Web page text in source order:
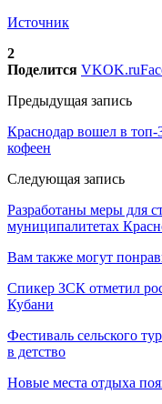
Источник
2
Поделится VKOK.ru
Предыдущая запись
Краснодар вошел в топ-
кофеен
Следующая запись
Разработаны меры для
муниципалитетах
Вам также могут
Спикер ЗСК отметил
Кубани
Фестиваль сельского
в детство
Новые места отдыха